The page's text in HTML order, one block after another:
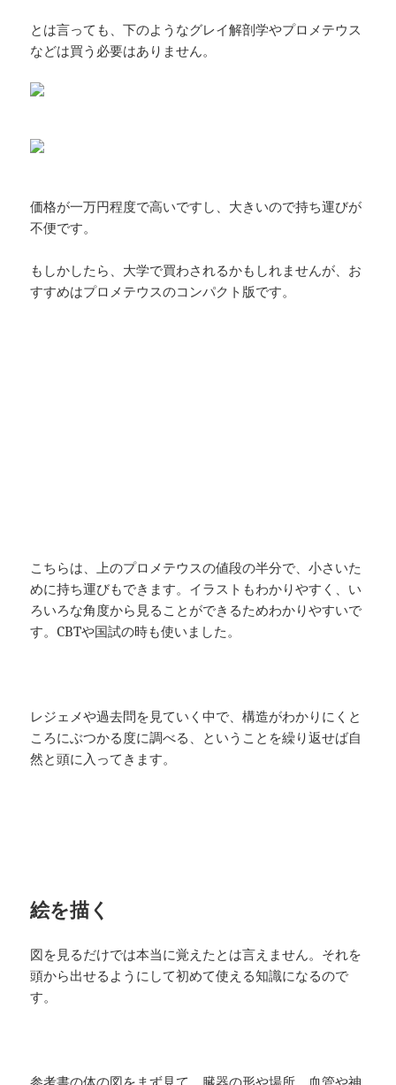
とは言っても、下のようなグレイ解剖学やプロメテウス
などは買う必要はありません。
価格が一万円程度で高いですし、大きいので持ち運びが
不便です。
もしかしたら、大学で買わされるかもしれませんが、お
すすめはプロメテウスのコンパクト版です。
こちらは、上のプロメテウスの値段の半分で、小さいた
めに持ち運びもできます。イラストもわかりやすく、い
ろいろな角度から見ることができるためわかりやすいで
す。CBTや国試の時も使いました。
レジェメや過去問を見ていく中で、構造がわかりにくと
ころにぶつかる度に調べる、ということを繰り返せば自
然と頭に入ってきます。
絵を描く
図を見るだけでは本当に覚えたとは言えません。それを
頭から出せるようにして初めて使える知識になるので
す。